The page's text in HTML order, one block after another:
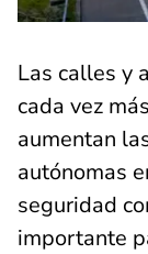
Las calles y
cada vez
aumentan
autónomas
seguridad
importante